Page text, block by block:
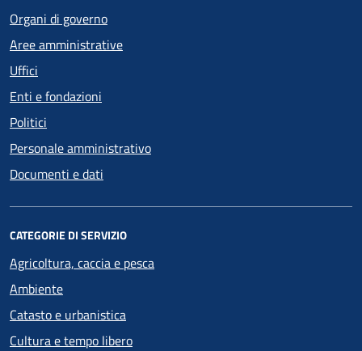
Organi di governo
Aree amministrative
Uffici
Enti e fondazioni
Politici
Personale amministrativo
Documenti e dati
CATEGORIE DI SERVIZIO
Agricoltura, caccia e pesca
Ambiente
Catasto e urbanistica
Cultura e tempo libero